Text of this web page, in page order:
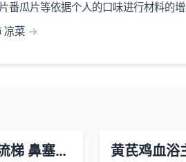
番瓜片等依据个人的口味进行材料的
凉菜
猪肺汤-[功效] 散风通窍 适用于鼻渊流梯 鼻塞及鼻炎等症 黄芪鸡血浴